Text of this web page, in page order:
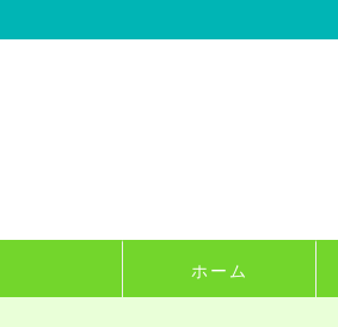
ホーム